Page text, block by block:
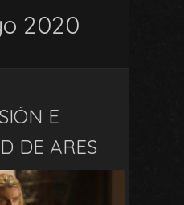
2020
E
DE ARES